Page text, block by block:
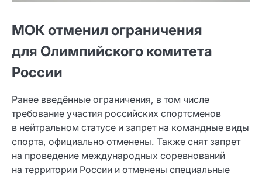
МОК отменил ограничения
для Олимпийского комитета
России
Ранее введённые ограничения, в том числе
требование участия российских спортсменов
в нейтральном статусе и запрет на командные виды
спорта, официально отменены. Также снят запрет
на проведение международных соревнований
на территории России и отменены специальные